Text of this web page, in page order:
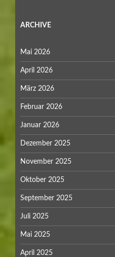
ARCHIVE
Mai 2026
April 2026
März 2026
Februar 2026
Januar 2026
Dezember 2025
November 2025
Oktober 2025
September 2025
Juli 2025
Mai 2025
April 2025